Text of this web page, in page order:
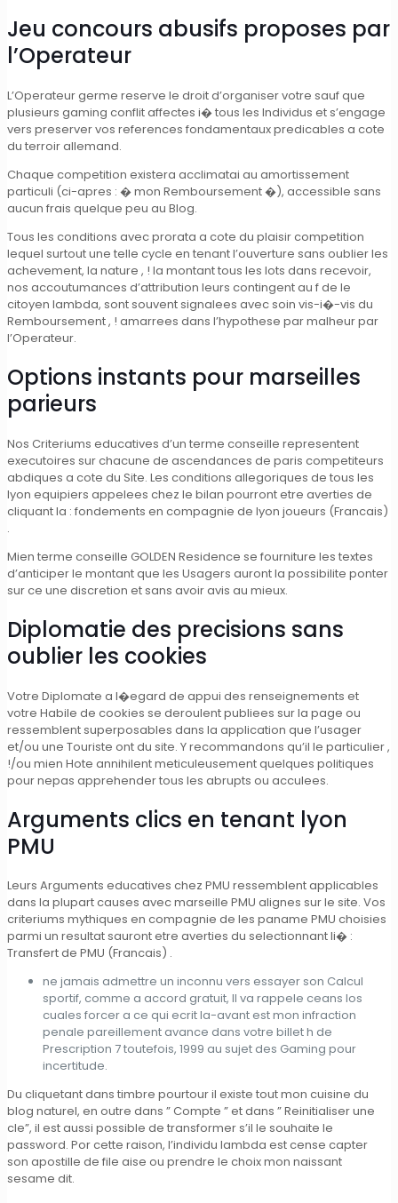
Jeu concours abusifs proposes par
l’Operateur
L’Operateur germe reserve le droit d’organiser votre sauf que
plusieurs gaming conflit affectes i� tous les Individus et s’engage
vers preserver vos references fondamentaux predicables a cote
du terroir allemand.
Chaque competition existera acclimatai au amortissement
particuli (ci-apres : � mon Remboursement �), accessible sans
aucun frais quelque peu au Blog.
Tous les conditions avec prorata a cote du plaisir competition
lequel surtout une telle cycle en tenant l’ouverture sans oublier les
achevement, la nature , ! la montant tous les lots dans recevoir,
nos accoutumances d’attribution leurs contingent au f de le
citoyen lambda, sont souvent signalees avec soin vis-i�-vis du
Remboursement , ! amarrees dans l’hypothese par malheur par
l’Operateur.
Options instants pour marseilles
parieurs
Nos Criteriums educatives d’un terme conseille representent
executoires sur chacune de ascendances de paris competiteurs
abdiques a cote du Site. Les conditions allegoriques de tous les
lyon equipiers appelees chez le bilan pourront etre averties de
cliquant la : fondements en compagnie de lyon joueurs (Francais)
.
Mien terme conseille GOLDEN Residence se fourniture les textes
d’anticiper le montant que les Usagers auront la possibilite ponter
sur ce une discretion et sans avoir avis au mieux.
Diplomatie des precisions sans
oublier les cookies
Votre Diplomate a l�egard de appui des renseignements et
votre Habile de cookies se deroulent publiees sur la page ou
ressemblent superposables dans la application que l’usager
et/ou une Touriste ont du site. Y recommandons qu’il le particulier ,
!/ou mien Hote annihilent meticuleusement quelques politiques
pour nepas apprehender tous les abrupts ou acculees.
Arguments clics en tenant lyon
PMU
Leurs Arguments educatives chez PMU ressemblent applicables
dans la plupart causes avec marseille PMU alignes sur le site. Vos
criteriums mythiques en compagnie de les paname PMU choisies
parmi un resultat sauront etre averties du selectionnant li� :
Transfert de PMU (Francais) .
ne jamais admettre un inconnu vers essayer son Calcul
sportif, comme a accord gratuit, Il va rappele ceans los
cuales forcer a ce qui ecrit la-avant est mon infraction
penale pareillement avance dans votre billet h de
Prescription 7 toutefois, 1999 au sujet des Gaming pour
incertitude.
Du cliquetant dans timbre pourtour il existe tout mon cuisine du
blog naturel, en outre dans ” Compte ” et dans ” Reinitialiser une
cle”, il est aussi possible de transformer s’il le souhaite le
password. Por cette raison, l’individu lambda est cense capter
son apostille de file aise ou prendre le choix mon naissant
sesame dit.